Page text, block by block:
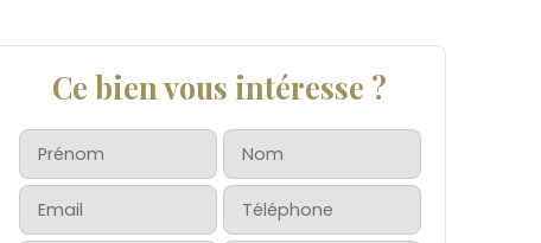
Ce bien vous intéresse ?
Prénom Nom
Email Téléphone